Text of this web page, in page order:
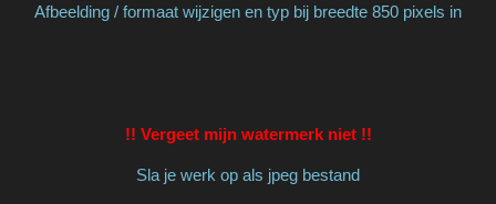
Afbeelding / formaat wijzigen en typ bij breedte 850 pixels in
!! Vergeet mijn watermerk niet !!
Sla je werk op als jpeg bestand